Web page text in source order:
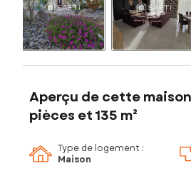
Aperçu de cette
pièces et 135 m²
Type de logement :
Maison